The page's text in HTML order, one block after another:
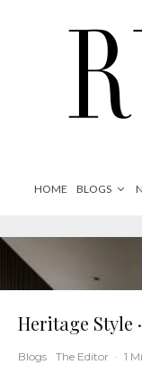
HOME BLOGS
Heritage Style
Blogs The Editor · 1